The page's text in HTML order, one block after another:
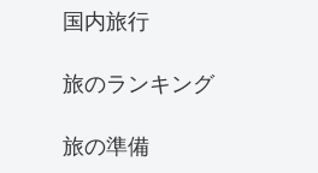
国内旅行
旅のランキング
旅の準備